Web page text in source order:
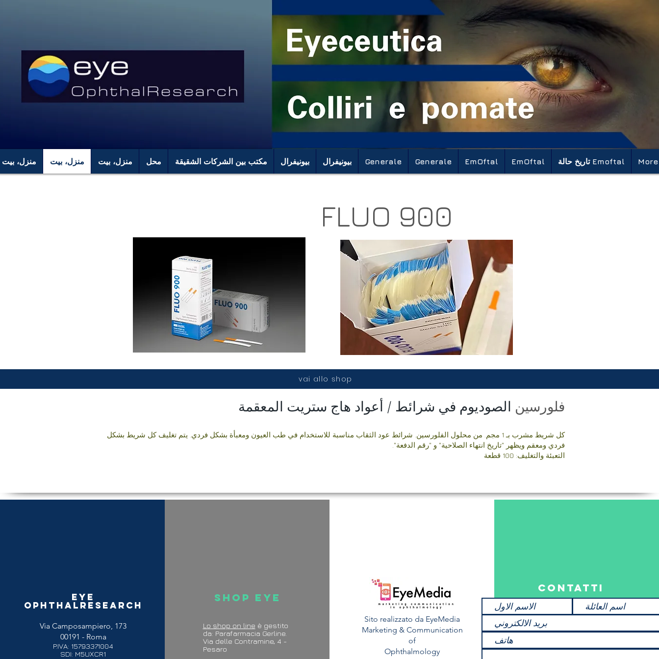
منزل، بيت منزل، بيت منزل، بيت محل مكتب بين الشركات الشقيقة بيونيفرال بيونيفرال Generale Generale EmOftal EmOftal تاريخ حالة Emoftal More
FLUO 900
vai allo shop
فلورسين الصوديوم في شرائط / أعواد هاج ستريت المعقمة
كل شريط مشرب بـ 1 مجم. من محلول الفلورسين. شرائط عود الثقاب مناسبة للاستخدام في طب العيون ومعبأة بشكل فردي. يتم تغليف كل شريط بشكل
فردي ومعقم ويظهر "تاريخ انتهاء الصلاحية" و "رقم الدفعة".
التعبئة والتغليف: 100 قطعة
Eye
Ophthalresearch
Via Camposampiero, 173
00191 - Roma
P.IVA: 15793371004
SDI: M5UXCR1
Shop Eye
Lo shop on line è gestito
da: Parafarmacia Gerline.
Via delle Contramine, 4 -
Pesaro
Sito realizzato da EyeMedia
Marketing & Communication
of
Ophthalmology
Contatti